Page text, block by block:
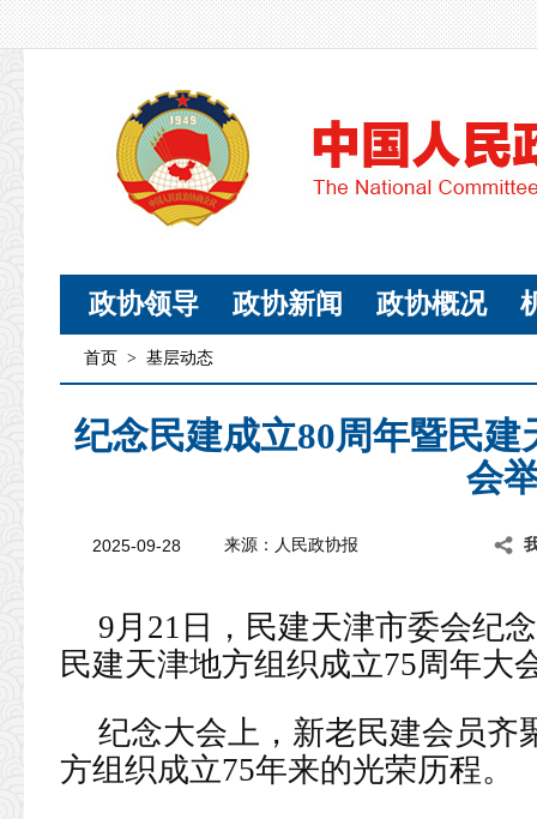
政协领导 政协新闻 政协概况
首页 > 基层动态
纪念民建成立80周年暨民
会
2025-09-28 来源：人民政协报
9月21日，民建天津市委会纪
民建天津地方组织成立75周年大
纪念大会上，新老民建会员齐
方组织成立75年来的光荣历程。